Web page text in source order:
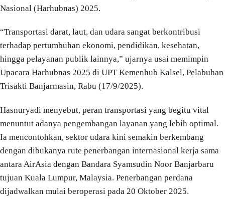
Nasional (Harhubnas) 2025.
“Transportasi darat, laut, dan udara sangat berkontribusi
terhadap pertumbuhan ekonomi, pendidikan, kesehatan,
hingga pelayanan publik lainnya,” ujarnya usai memimpin
Upacara Harhubnas 2025 di UPT Kemenhub Kalsel, Pelabuhan
Trisakti Banjarmasin, Rabu (17/9/2025).
Hasnuryadi menyebut, peran transportasi yang begitu vital
menuntut adanya pengembangan layanan yang lebih optimal.
Ia mencontohkan, sektor udara kini semakin berkembang
dengan dibukanya rute penerbangan internasional kerja sama
antara AirAsia dengan Bandara Syamsudin Noor Banjarbaru
tujuan Kuala Lumpur, Malaysia. Penerbangan perdana
dijadwalkan mulai beroperasi pada 20 Oktober 2025.